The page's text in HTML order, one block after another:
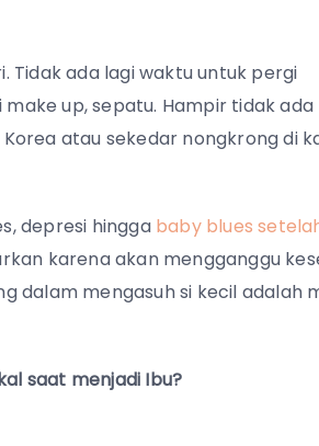
Tidak ada lagi waktu untuk pergi
up, sepatu. Hampir tidak ada
atau sekedar nongkrong di
depresi hingga baby blues
karena akan mengganggu
dalam mengasuh si kecil adalah
saat menjadi Ibu?